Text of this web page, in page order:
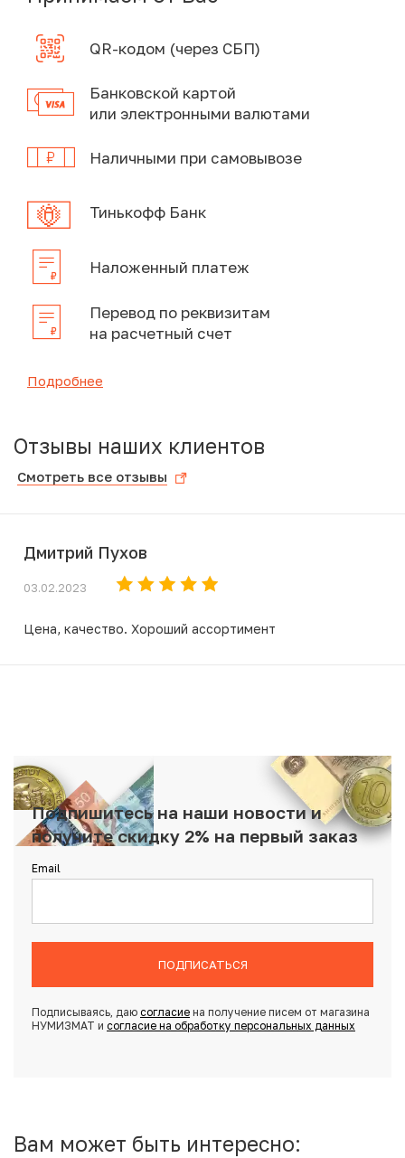
QR-кодом (через СБП)
Банковской картой
или электронными валютами
Наличными при самовывозе
Тинькофф Банк
Наложенный платеж
Перевод по реквизитам
на расчетный счет
Подробнее
Отзывы наших клиентов
Смотреть все отзывы
Дмитрий Пухов
03.02.2023
Цена, качество. Хороший ассортимент
Подпишитесь на наши новости и
получите скидку 2% на первый заказ
Email
ПОДПИСАТЬСЯ
Подписываясь, даю согласиена получение писем от магазина
НУМИЗМАТ и согласие на обработку персональных данных
Вам может быть интересно: